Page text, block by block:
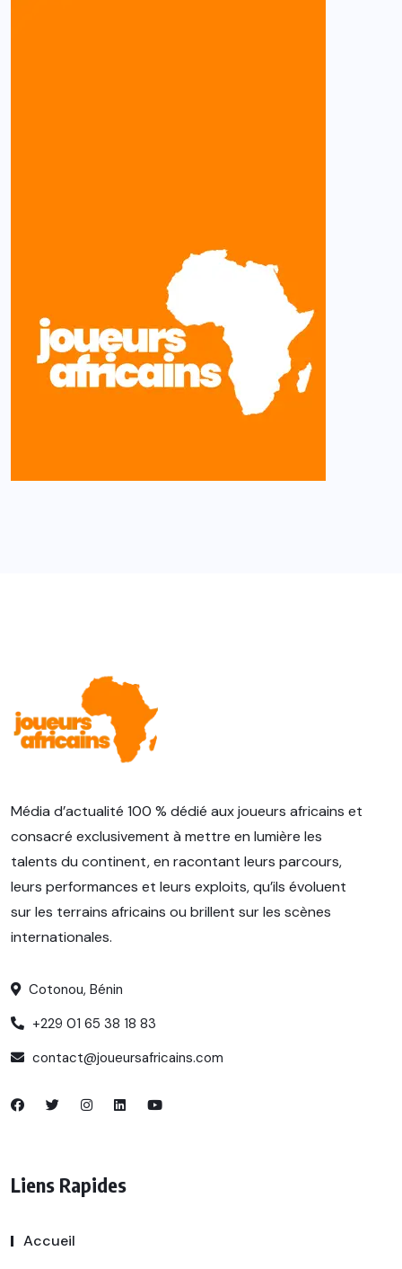
Média d’actualité 100 % dédié aux joueurs africains et
consacré exclusivement à mettre en lumière les
talents du continent, en racontant leurs parcours,
leurs performances et leurs exploits, qu’ils évoluent
sur les terrains africains ou brillent sur les scènes
internationales.
Cotonou, Bénin
+229 01 65 38 18 83
contact@joueursafricains.com
Liens Rapides
Accueil